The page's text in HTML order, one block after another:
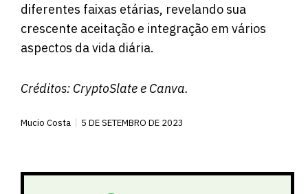
diferentes faixas etárias, revelando sua
crescente aceitação e integração em vários
aspectos da vida diária.
Créditos: CryptoSlatee Canva.
Mucio Costa 5 DE SETEMBRO DE 2023